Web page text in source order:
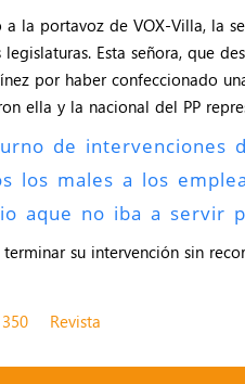
la portavoz de VOX-Villa, la
Esta señora, que
por haber confeccionado
ella y la nacional del PP
de intervenciones
los males a los
aque no iba a servir
su intervención sin
Revista